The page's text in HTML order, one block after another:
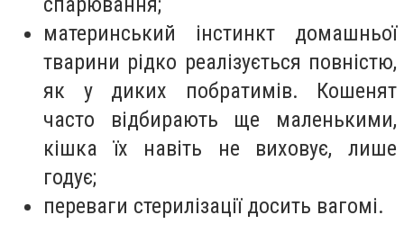
материнський інстинкт домашньої
тварини рідко реалізується повністю,
як у диких побратимів. Кошенят
часто відбирають ще маленькими,
кішка їх навіть не виховує, лише
годує;
переваги стерилізації досить вагомі.